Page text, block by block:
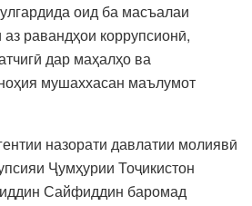
оид ба масъалаи
равандҳои коррупсионӣ,
дар маҳалҳо ва
мушаххасан маълумот
назорати давлатии молиявӣ
Ҷумҳурии Тоҷикистон
Сайфиддин баромад